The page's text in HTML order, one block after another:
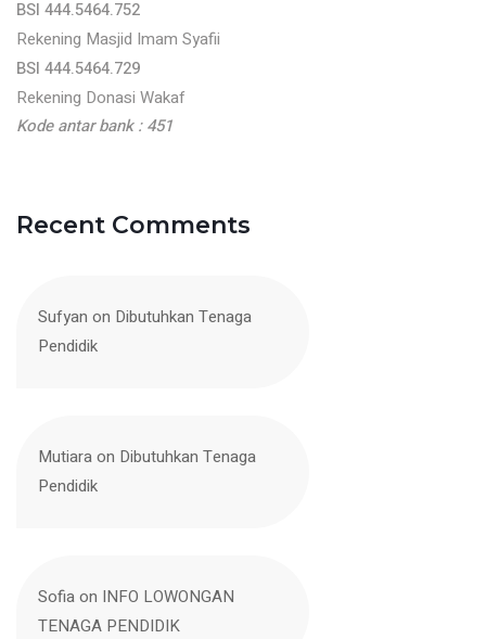
BSI 444.5464.752
Rekening Masjid Imam Syafii
BSI 444.5464.729
Rekening Donasi Wakaf
Kode antar bank : 451
Recent Comments
Sufyan on Dibutuhkan Tenaga
Pendidik
Mutiaraon Dibutuhkan Tenaga
Pendidik
Sofiaon INFO LOWONGAN
TENAGA PENDIDIK